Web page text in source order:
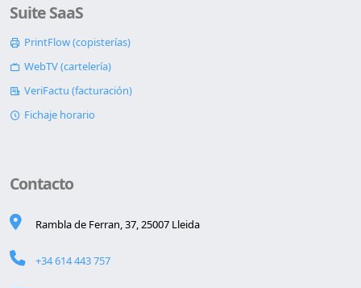
Suite SaaS
PrintFlow (copisterías)
WebTV (cartelería)
VeriFactu (facturación)
Fichaje horario
Contacto
Rambla de Ferran, 37, 25007 Lleida
+34 614 443 757